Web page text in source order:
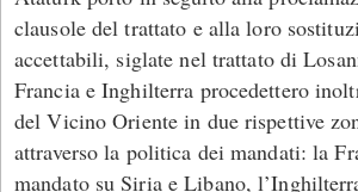
clausole del trattato e alla loro
accettabili, siglate nel trattato di
Francia e Inghilterra procedettero
del Vicino Oriente in due rispettive
attraverso la politica dei mandati: la
mandato su Siria e Libano,